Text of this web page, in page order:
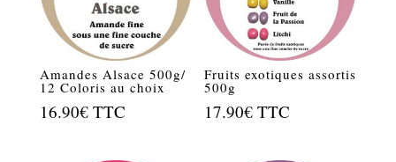
Amandes Alsace 500g/
12 Coloris au choix
16.90€ TTC
Fruits exotiques assortis
500g
17.90€ TTC